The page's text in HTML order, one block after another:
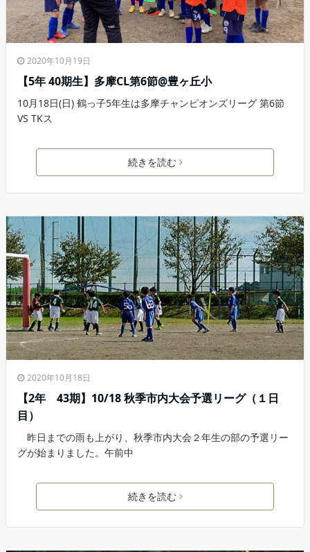
2020年10月19日
【5年 40期生】多摩CL第6節@豊ヶ丘小
10月18日(日) 鶴っ子5年生は多摩チャンピオンズリーグ 第6節
VS TKス
続きを読む
2020年10月18日
【2年 43期】10/18 秋季市内大会予選リーグ（１日
目）
昨日までの雨も上がり、秋季市内大会２年生の部の予選リー
グが始まりました。午前中
続きを読む